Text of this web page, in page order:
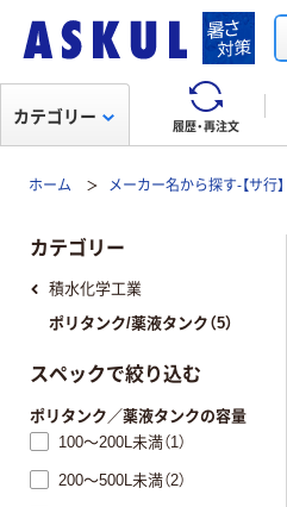
履歴・再注文
カテゴリー
ホーム メーカー名から探す-【サ行】
カテゴリー
積水化学工業
ポリタンク/薬液タンク（5）
スペックで絞り込む
ポリタンク／薬液タンクの容量
100～200L未満（1）
200～500L未満（2）